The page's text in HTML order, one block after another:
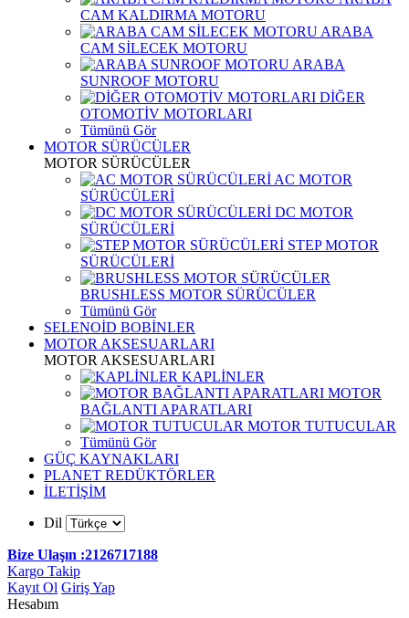
CAM KALDIRMA MOTORU
ARABA
CAM SİLECEK MOTORU
ARABA
SUNROOF MOTORU
DİĞER
OTOMOTİV MOTORLARI
Tümünü Gör
MOTOR SÜRÜCÜLER
MOTOR SÜRÜCÜLER
AC MOTOR
SÜRÜCÜLERİ
DC MOTOR
SÜRÜCÜLERİ
STEP MOTOR
SÜRÜCÜLERİ
BRUSHLESS MOTOR SÜRÜCÜLER
Tümünü Gör
SELENOİD BOBİNLER
MOTOR AKSESUARLARI
MOTOR AKSESUARLARI
KAPLİNLER
MOTOR
BAĞLANTI APARATLARI
MOTOR TUTUCULAR
Tümünü Gör
GÜÇ KAYNAKLARI
PLANET REDÜKTÖRLER
İLETİŞİM
Dil
Bize Ulaşın :2126717188
Kargo Takip
Kayıt Ol Giriş Yap
Hesabım